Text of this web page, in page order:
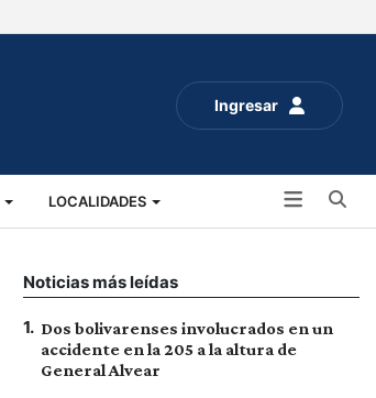
Ingresar
LOCALIDADES
Noticias más leídas
1. Dos bolivarenses involucrados en un
accidente en la 205 a la altura de
General Alvear